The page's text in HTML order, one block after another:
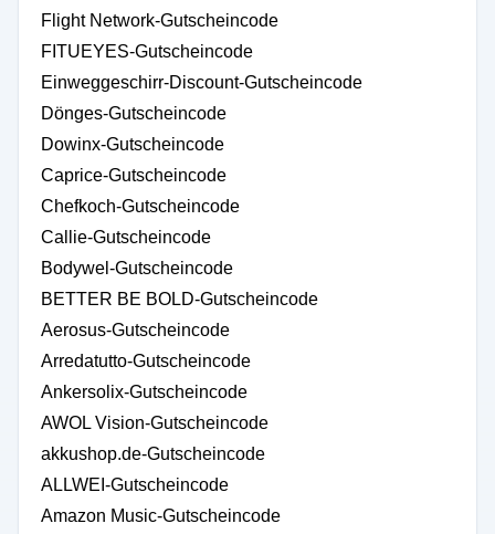
Flight Network-Gutscheincode
FITUEYES-Gutscheincode
Einweggeschirr-Discount-Gutscheincode
Dönges-Gutscheincode
Dowinx-Gutscheincode
Caprice-Gutscheincode
Chefkoch-Gutscheincode
Callie-Gutscheincode
Bodywel-Gutscheincode
BETTER BE BOLD-Gutscheincode
Aerosus-Gutscheincode
Arredatutto-Gutscheincode
Ankersolix-Gutscheincode
AWOL Vision-Gutscheincode
akkushop.de-Gutscheincode
ALLWEI-Gutscheincode
Amazon Music-Gutscheincode